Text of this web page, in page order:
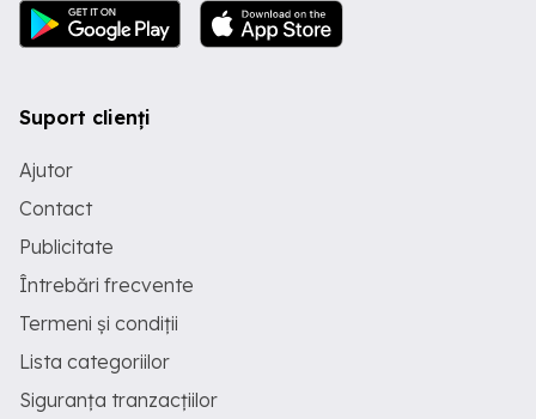
Suport clienți
Ajutor
Contact
Publicitate
Întrebări frecvente
Termeni și condiții
Lista categoriilor
Siguranța tranzacțiilor